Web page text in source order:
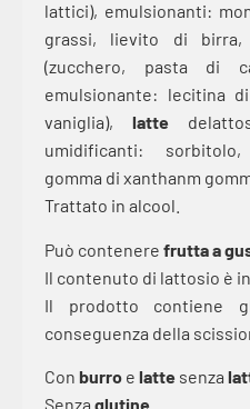
lattici), emulsionanti:
grassi, lievito di birra,
(zucchero, pasta di
emulsionante: lecitina di
vaniglia), latte
umidificanti:
gomma di xanthanm
Trattato in alcool.
Può contenere frutta a
Il contenuto di lattosio è
Il prodotto contiene
conseguenza della
Con burro e latte senza
Senza glutine